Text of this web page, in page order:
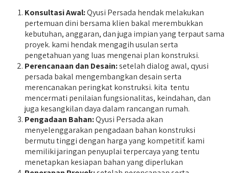
Konsultasi Awal:Qyusi Persada hendak melakukan
pertemuan dini bersama klien bakal merembukkan
kebutuhan, anggaran, dan juga impian yang terpaut sama
proyek. kami hendak mengagih usulan serta
pengetahuan yang luas mengenai plan konstruksi.
Perencanaan dan Desain:setelah dialog awal, qyusi
persada bakal mengembangkan desain serta
merencanakan peringkat konstruksi. kita tentu
mencermati penilaian fungsionalitas, keindahan, dan
juga kesangkilan daya dalam rancangan rumah.
Pengadaan Bahan:Qyusi Persada akan
menyelenggarakan pengadaan bahan konstruksi
bermutu tinggi dengan harga yang kompetitif. kami
memiliki jaringan penyuplai terpercaya yang tentu
menetapkan kesiapan bahan yang diperlukan